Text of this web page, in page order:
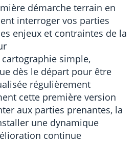
démarche terrain en
interroger vos parties
enjeux et contraintes de la
simple,
dès le départ pour être
régulièrement
cette première version
aux parties prenantes, la
une dynamique
continue